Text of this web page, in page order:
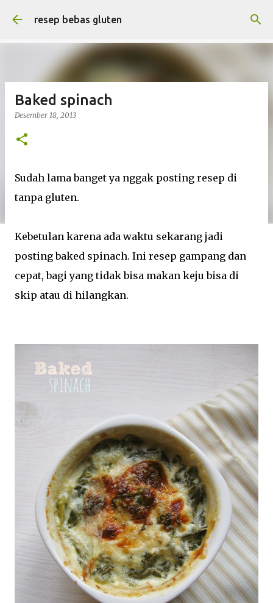
Langsung ke konten utama
resep bebas gluten
Baked spinach
Desember 18, 2013
Sudah lama banget ya nggak posting resep di
tanpa gluten.
Kebetulan karena ada waktu sekarang jadi
posting baked spinach. Ini resep gampang dan
cepat, bagi yang tidak bisa makan keju bisa di
skip atau di hilangkan.